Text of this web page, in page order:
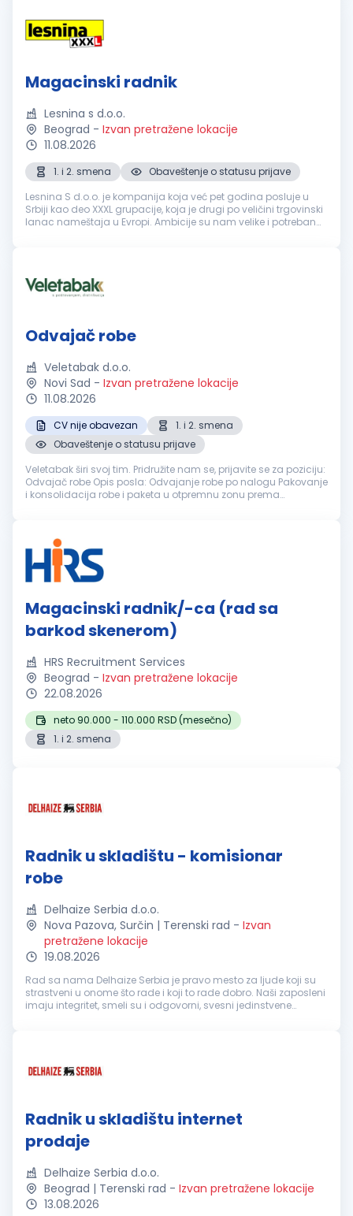
Magacinski radnik
Lesnina s d.o.o.
Beograd - Izvan pretražene lokacije
11.08.2026
1. i 2. smena
Obaveštenje o statusu prijave
Lesnina S d.o.o. je kompanija koja već pet godina posluje u
Srbiji kao deo XXXL grupacije, koja je drugi po veličini trgovinski
lanac nameštaja u Evropi. Ambicije su nam velike i potreban
Odvajač robe
Veletabak d.o.o.
Novi Sad - Izvan pretražene lokacije
11.08.2026
CV nije obavezan
1. i 2. smena
Obaveštenje o statusu prijave
Veletabak širi svoj tim. Pridružite nam se, prijavite se za poziciju:
Odvajač robe Opis posla: Odvajanje robe po nalogu Pakovanje
i konsolidacija robe i paketa u otpremnu zonu prema
Magacinski radnik/-ca (rad sa
barkod skenerom)
HRS Recruitment Services
Beograd - Izvan pretražene lokacije
22.08.2026
neto 90.000 - 110.000 RSD (mesečno)
1. i 2. smena
Radnik u skladištu - komisionar
robe
Delhaize Serbia d.o.o.
Nova Pazova, Surčin | Terenski rad - Izvan
pretražene lokacije
19.08.2026
Rad sa nama Delhaize Serbia je pravo mesto za ljude koji su
strastveni u onome što rade i koji to rade dobro. Naši zaposleni
imaju integritet, smeli su i odgovorni, svesni jedinstvene
Radnik u skladištu internet
prodaje
Delhaize Serbia d.o.o.
Beograd | Terenski rad - Izvan pretražene lokacije
13.08.2026